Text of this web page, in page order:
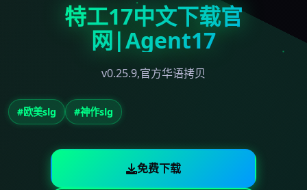
特工17中文下载官
网|Agent17
v0.25.9,官方华语拷贝
#欧美slg #神作slg
免费下载